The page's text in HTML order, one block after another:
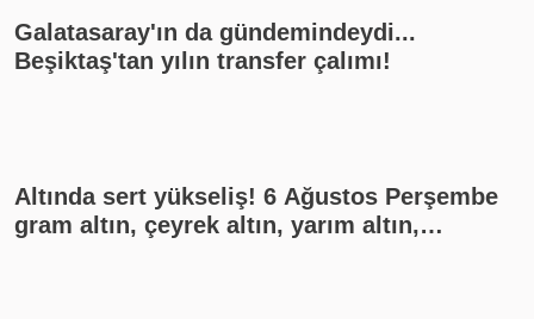
Galatasaray'ın da gündemindeydi...
Beşiktaş'tan yılın transfer çalımı!
Altında sert yükseliş! 6 Ağustos Perşembe
gram altın, çeyrek altın, yarım altın,